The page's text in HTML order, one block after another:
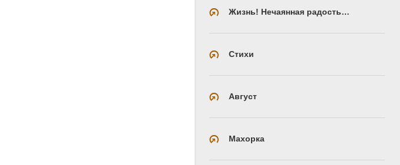
Жизнь! Нечаянная радость…
Стихи
Август
Махорка